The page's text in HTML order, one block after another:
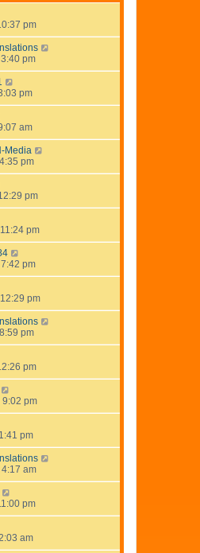
pm
pm
pm
am
Media
pm
pm
pm
pm
pm
pm
pm
9:02 pm
pm
4:17 am
pm
am